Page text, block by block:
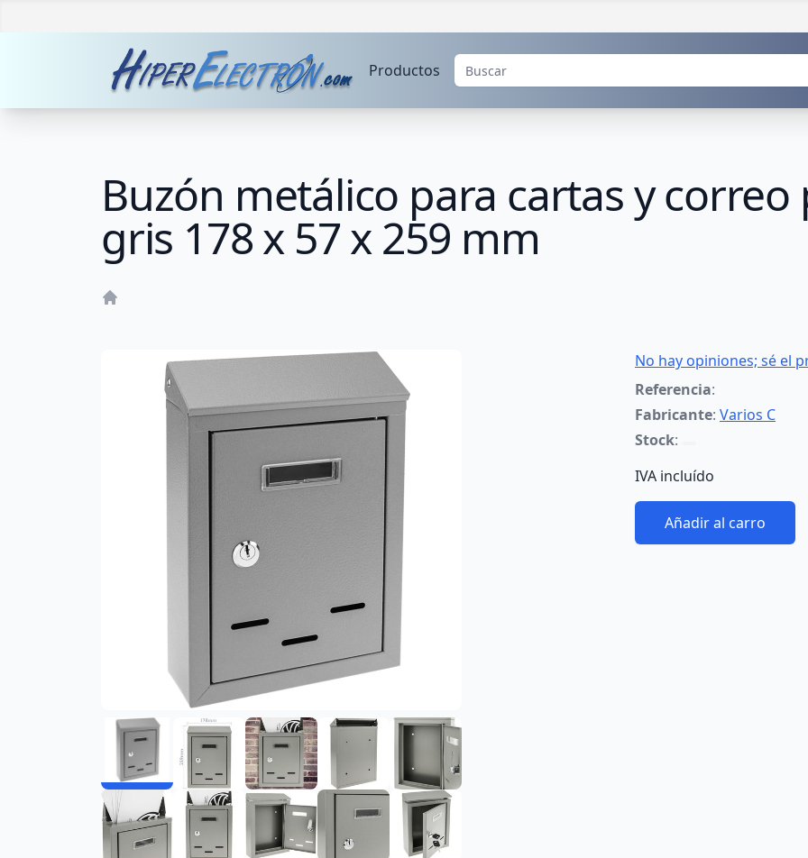
Productos
Buzón metálico para cartas y
gris 178 x 57 x 259 mm
No hay opiniones; sé el
Referencia:
Fabricante: Varios C
Stock:
IVA incluído
Añadir al carro